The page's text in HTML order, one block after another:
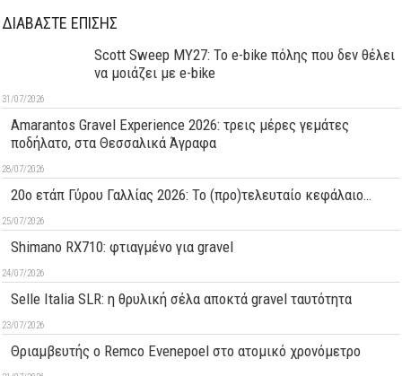
ΔΙΑΒΑΣΤΕ ΕΠΙΣΗΣ
Scott Sweep MY27: Το e-bike πόλης που δεν θέλει
να μοιάζει με e-bike
31/07/2026
Amarantos Gravel Experience 2026: τρεις μέρες γεμάτες
ποδήλατο, στα Θεσσαλικά Άγραφα
28/07/2026
20ο ετάπ Γύρου Γαλλίας 2026: Το (προ)τελευταίο κεφάλαιο…
25/07/2026
Shimano RX710: φτιαγμένο για gravel
24/07/2026
Selle Italia SLR: η θρυλική σέλα αποκτά gravel ταυτότητα
23/07/2026
Θριαμβευτής ο Remco Evenepoel στο ατομικό χρονόμετρο